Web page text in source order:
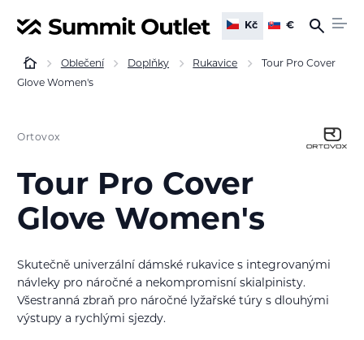
Kč €
Oblečení Doplňky Rukavice
Tour Pro Cover
Glove Women's
Ortovox
Tour Pro Cover
Glove Women's
Skutečně univerzální dámské rukavice s integrovanými
návleky pro náročné a nekompromisní skialpinisty.
Všestranná zbraň pro náročné lyžařské túry s dlouhými
výstupy a rychlými sjezdy.